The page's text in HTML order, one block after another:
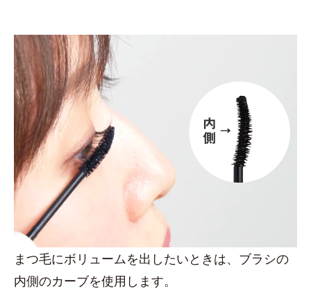
まつ毛にボリュームを出したいときは、ブラシの
内側のカーブを使用します。